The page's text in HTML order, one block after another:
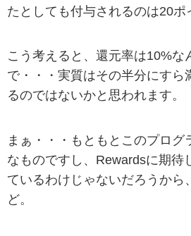
たとしても付与されるのは20ポ
こう考えると、還元率は10%な
で・・・実質はその半分にすら
るのではないかと思われます。
まぁ・・・もともとこのプログ
なものですし、Rewardsに期待
ているわけじゃないだろうから
ど。